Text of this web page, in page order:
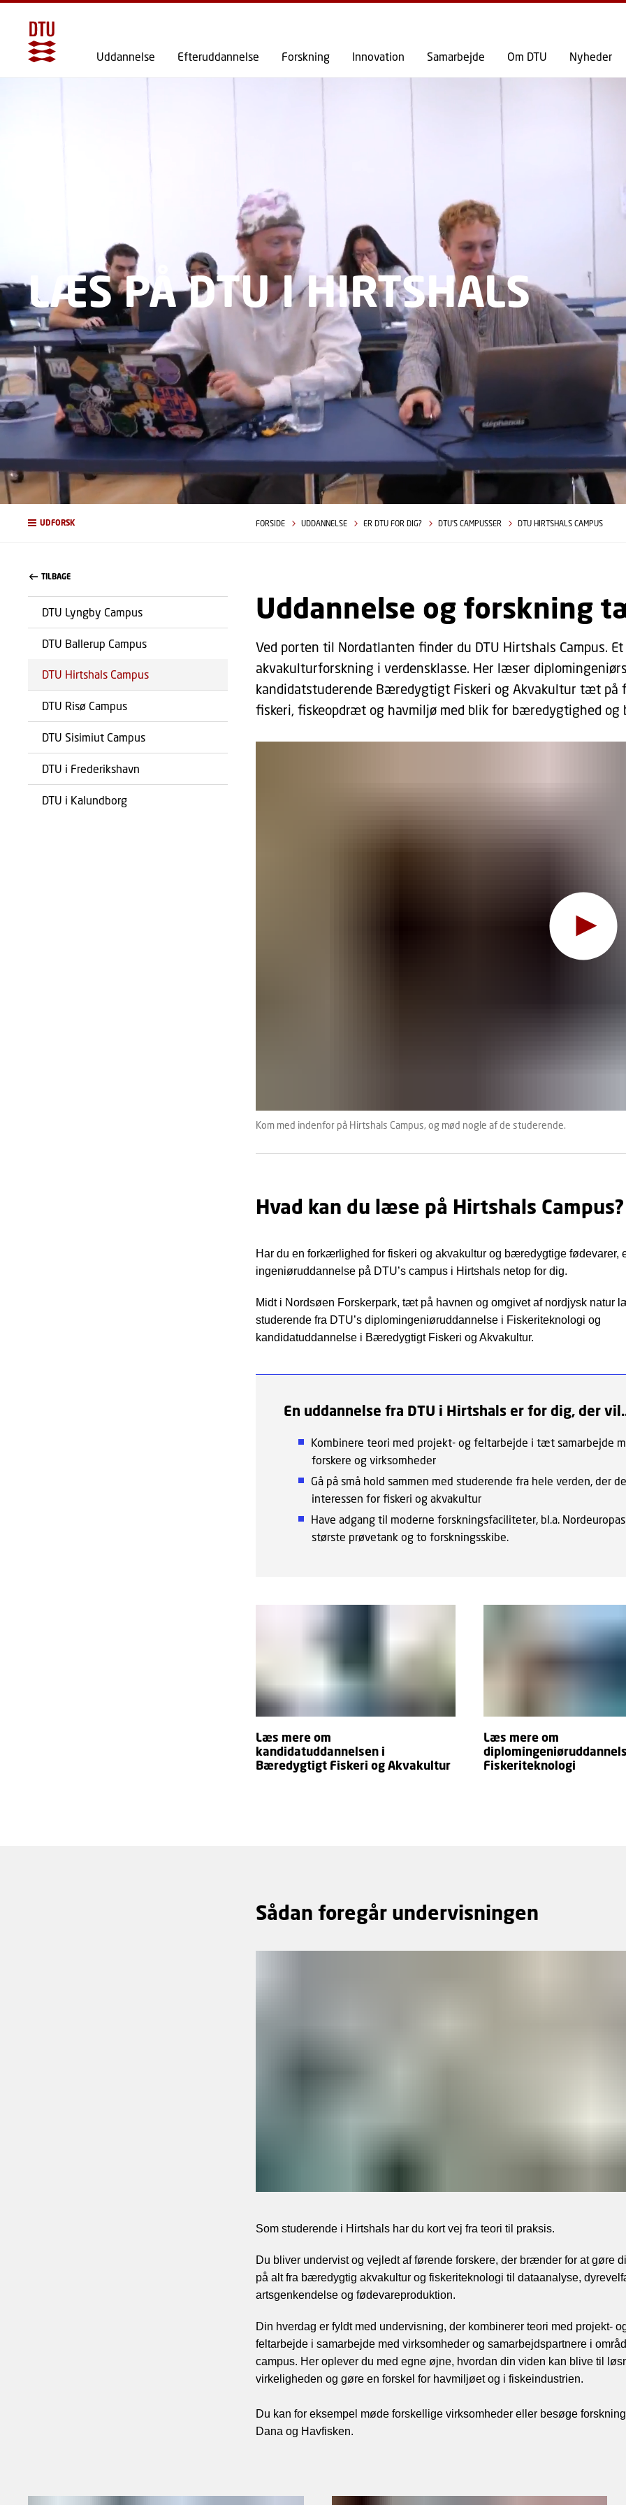
GÅ TIL PRIMÆRT INDHOLD (TRYK ENTER).
Uddannelse Efteruddannelse Forskning Innovation Samarbejde Om DTU Nyheder
LÆS PÅ DTU I HIRTSHALS
UDFORSK FORSIDE UDDANNELSE ER DTU FOR DIG? DTU'S CAMPUSSER DTU HIRTSHALS CAMPUS
TILBAGE
DTU Lyngby Campus
DTU Ballerup Campus
DTU Hirtshals Campus
DTU Risø Campus
DTU Sisimiut Campus
DTU i Frederikshavn
DTU i Kalundborg
Uddannelse og forskning
Ved porten til Nordatlanten finder du DTU Hirtshals Campus.
akvakulturforskning i verdensklasse. Her læser
kandidatstuderende Bæredygtigt Fiskeri og Akvakultur tæt på
fiskeri, fiskeopdræt og havmiljø med blik for bæredygtighed og
Hov, denne funktion
cookie-samtykke til
Kom med indenfor på Hirtshals Campus, og mød nogle af de studerende.
Hvad kan du læse på Hirtshals Campus?
Har du en forkærlighed for fiskeri og akvakultur og bæredygtige fødevarer,
ingeniøruddannelse på DTU’s campus i Hirtshals netop for dig.
Midt i Nordsøen Forskerpark, tæt på havnen og omgivet af nordjysk natur
studerende fra DTU’s diplomingeniøruddannelse i Fiskeriteknologi og
kandidatuddannelse i Bæredygtigt Fiskeri og Akvakultur.
En uddannelse fra DTU i Hirtshals er for dig, der
Kombinere teori med projekt- og feltarbejde i tæt samarbejde
forskere og virksomheder
Gå på små hold sammen med studerende fra hele verden, der
interessen for fiskeri og akvakultur
Have adgang til moderne forskningsfaciliteter, bl.a. Nordeuropas
største prøvetank og to forskningsskibe.
Læs mere om
kandidatuddannelsen i
Bæredygtigt Fiskeri og Akvakultur
Læs mere om
Fiskeriteknologi
Sådan foregår undervisningen
Som studerende i Hirtshals har du kort vej fra teori til praksis.
Du bliver undervist og vejledt af førende forskere, der brænder for at gøre
på alt fra bæredygtig akvakultur og fiskeriteknologi til dataanalyse,
artsgenkendelse og fødevareproduktion.
Din hverdag er fyldt med undervisning, der kombinerer teori med projekt-
feltarbejde i samarbejde med virksomheder og samarbejdspartnere i
campus. Her oplever du med egne øjne, hvordan din viden kan blive til
virkeligheden og gøre en forskel for havmiljøet og i fiskeindustrien.
Du kan for eksempel møde forskellige virksomheder eller besøge
Dana og Havfisken.